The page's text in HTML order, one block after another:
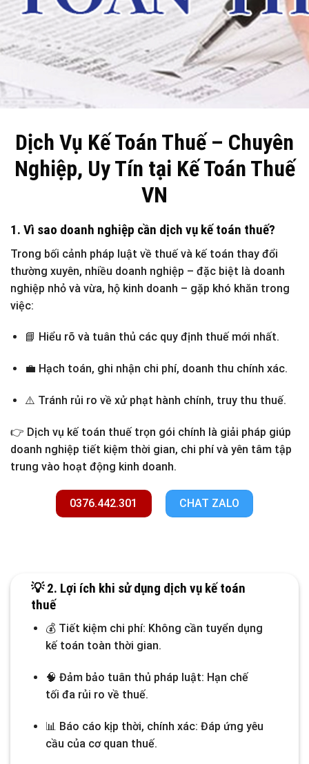
Dịch Vụ Kế Toán Thuế – Chuyên
Nghiệp, Uy Tín tại Kế Toán Thuế
VN
1. Vì sao doanh nghiệp cần dịch vụ kế toán thuế?
Trong bối cảnh pháp luật về thuế và kế toán thay đổi
thường xuyên, nhiều doanh nghiệp – đặc biệt là doanh
nghiệp nhỏ và vừa, hộ kinh doanh – gặp khó khăn trong
việc:
📘 Hiểu rõ và tuân thủ các quy định thuế mới nhất.
💼 Hạch toán, ghi nhận chi phí, doanh thu chính xác.
⚠️ Tránh rủi ro về xử phạt hành chính, truy thu thuế.
👉 Dịch vụ kế toán thuế trọn gói chính là giải pháp giúp
doanh nghiệp tiết kiệm thời gian, chi phívà yên tâm tập
trung vào hoạt động kinh doanh.
0376.442.301 CHAT ZALO
💡 2. Lợi ích khi sử dụng dịch vụ kế toán
thuế
💰 Tiết kiệm chi phí: Không cần tuyển dụng
kế toán toàn thời gian.
🧠 Đảm bảo tuân thủ pháp luật: Hạn chế
tối đa rủi ro về thuế.
📊 Báo cáo kịp thời, chính xác: Đáp ứng yêu
cầu của cơ quan thuế.